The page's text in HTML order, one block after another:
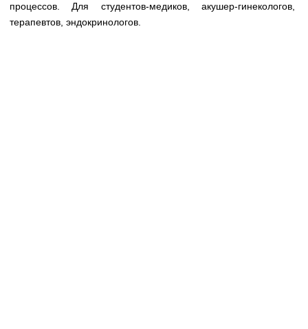
Нормы лабораторных и инструментальных
исследований
процессов. Для студентов-медиков, акушер-гинекологов,
терапевтов, эндокринологов.